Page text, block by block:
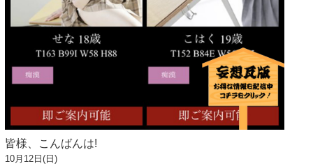
皆様、こんばんは!
10月12日(日)